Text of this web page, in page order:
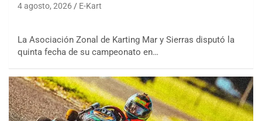
4 agosto, 2026 E-Kart
La Asociación Zonal de Karting Mar y Sierras disputó la
quinta fecha de su campeonato en…